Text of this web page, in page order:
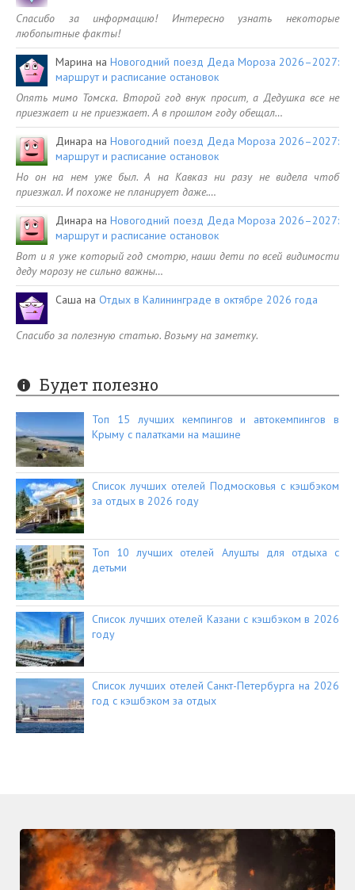
Спасибо за информацию! Интересно узнать некоторые
любопытные факты!
Марина наНовогодний поезд Деда Мороза 2026–2027:
маршрут и расписание остановок
Опять мимо Томска. Второй год внук просит, а Дедушка все не
приезжает и не приезжает. А в прошлом году обещал…
Динара наНовогодний поезд Деда Мороза 2026–2027:
маршрут и расписание остановок
Но он на нем уже был. А на Кавказ ни разу не видела чтоб
приезжал. И похоже не планирует даже.…
Динара наНовогодний поезд Деда Мороза 2026–2027:
маршрут и расписание остановок
Вот и я уже который год смотрю, наши дети по всей видимости
деду морозу не сильно важны…
Саша на Отдых в Калининграде в октябре 2026 года
Спасибо за полезную статью. Возьму на заметку.
Будет полезно
Топ 15 лучших кемпингов и автокемпингов в
Крыму с палатками на машине
Список лучших отелей Подмосковья с кэшбэком
за отдых в 2026 году
Топ 10 лучших отелей Алушты для отдыха с
детьми
Список лучших отелей Казани с кэшбэком в 2026
году
Список лучших отелей Санкт-Петербурга на 2026
год с кэшбэком за отдых